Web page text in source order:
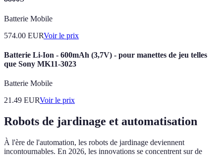
Batterie Mobile
574.00 EURVoir le prix
Batterie Li-Ion - 600mAh (3,7V) - pour manettes de jeu telles
que Sony MK11-3023
Batterie Mobile
21.49 EURVoir le prix
Robots de jardinage et automatisation
À l'ère de l'automation, les robots de jardinage deviennent
incontournables. En 2026, les innovations se concentrent sur de